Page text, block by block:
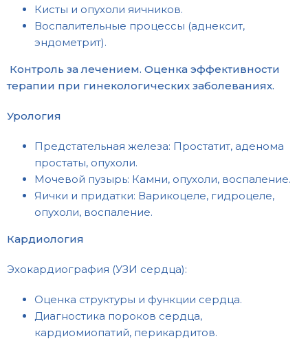
Кисты и опухоли яичников.
Воспалительные процессы (аднексит,
эндометрит).
Контроль за лечением. Оценка эффективности
терапии при гинекологических заболеваниях.
Урология
Предстательная железа: Простатит, аденома
простаты, опухоли.
Мочевой пузырь: Камни, опухоли, воспаление.
Яички и придатки: Варикоцеле, гидроцеле,
опухоли, воспаление.
Кардиология
Эхокардиография (УЗИ сердца):
Оценка структуры и функции сердца.
Диагностика пороков сердца,
кардиомиопатий, перикардитов.